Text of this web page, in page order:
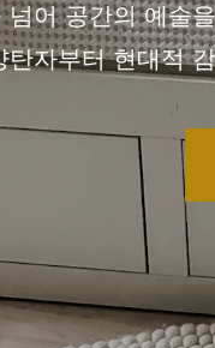
넘어 공간의 예술
탄자부터 현대적